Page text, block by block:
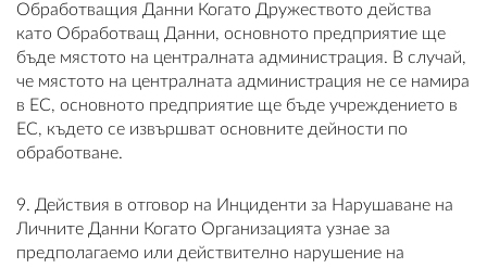
Обработващия Данни Когато Дружеството действа
като Обработващ Данни, основното предприятие ще
бъде мястото на централната администрация. В случай,
че мястото на централната администрация не се намира
в ЕС, основното предприятие ще бъде учреждението в
ЕС, където се извършват основните дейности по
обработване.
9. Действия в отговор на Инциденти за Нарушаване на
Личните Данни Когато Организацията узнае за
предполагаемо или действително нарушение на